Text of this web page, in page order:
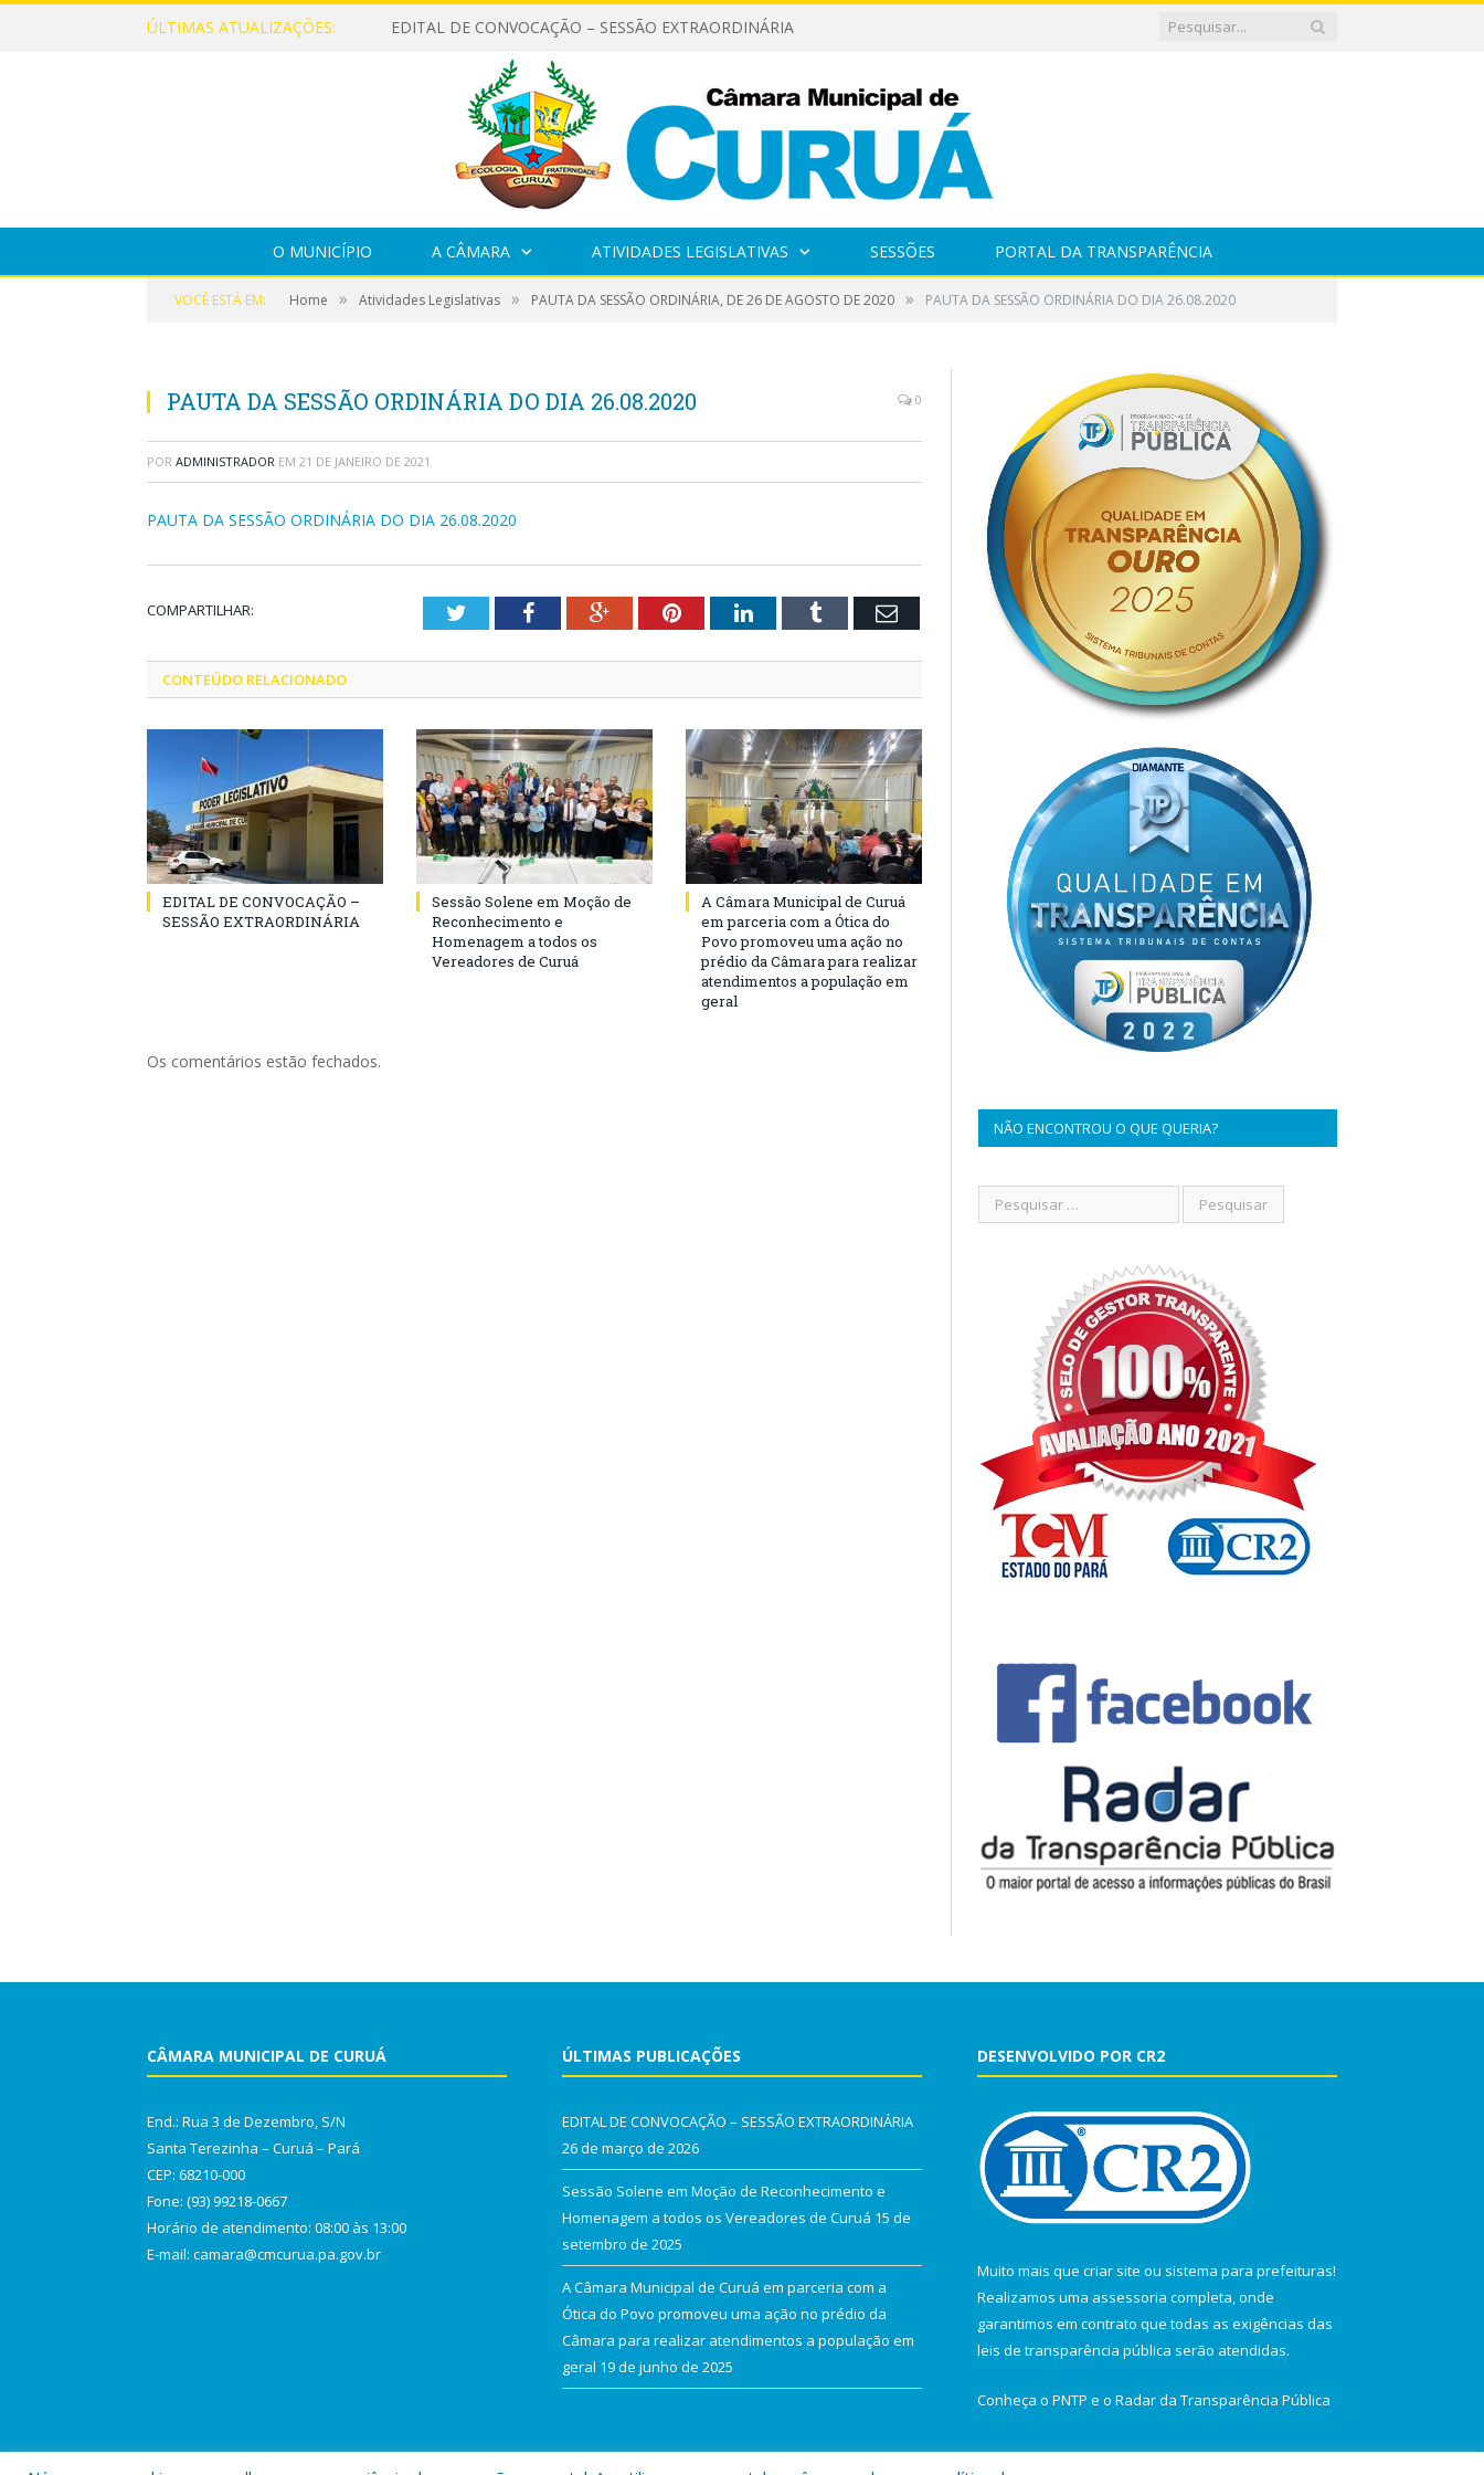
ÚLTIMAS ATUALIZAÇÕES: EDITAL DE CONVOCAÇÃO – SESSÃO EXTRAORDINÁRIA
O MUNICÍPIO A CÂMARA ATIVIDADES LEGISLATIVAS SESSÕES PORTAL DA TRANSPARÊNCIA
VOCÊ ESTÁ EM: Home » Atividades Legislativas » PAUTA DA SESSÃO ORDINÁRIA, DE 26 DE AGOSTO DE 2020 » PAUTA DA SESSÃO ORDINÁRIA DO DIA 26.08.2020
PAUTA DA SESSÃO ORDINÁRIA DO DIA 26.08.2020 0
POR ADMINISTRADOR EM 21 DE JANEIRO DE 2021
PAUTA DA SESSÃO ORDINÁRIA DO DIA 26.08.2020
COMPARTILHAR: TwitterFacebookGoogle+PinterestLinkedInTumblr Email
CONTEÚDO RELACIONADO
EDITAL DE CONVOCAÇÃO –
SESSÃO EXTRAORDINÁRIA
Sessão Solene em Moção de
Reconhecimento e
Homenagem a todos os
Vereadores de Curuá
A Câmara Municipal de Curuá
em parceria com a Ótica do
Povo promoveu uma ação no
prédio da Câmara para realizar
atendimentos a população em
geral
Os comentários estão fechados.
NÃO ENCONTROU O QUE QUERIA?
CÂMARA MUNICIPAL DE CURUÁ
End.: Rua 3 de Dezembro, S/N
Santa Terezinha – Curuá – Pará
CEP: 68210-000
Fone: (93) 99218-0667
Horário de atendimento: 08:00 às 13:00
E-mail: camara@cmcurua.pa.gov.br
ÚLTIMAS PUBLICAÇÕES
EDITAL DE CONVOCAÇÃO – SESSÃO EXTRAORDINÁRIA
26 de março de 2026
Sessão Solene em Moção de Reconhecimento e
Homenagem a todos os Vereadores de Curuá 15 de
setembro de 2025
A Câmara Municipal de Curuá em parceria com a
Ótica do Povo promoveu uma ação no prédio da
Câmara para realizar atendimentos a população em
geral 19 de junho de 2025
DESENVOLVIDO POR CR2
Muito mais que criar site ou sistema para prefeituras!
Realizamos uma assessoria completa, onde
garantimos em contrato que todas as exigências das
leis de transparência pública serão atendidas.
Conheça o PNTP e o Radar da Transparência Pública